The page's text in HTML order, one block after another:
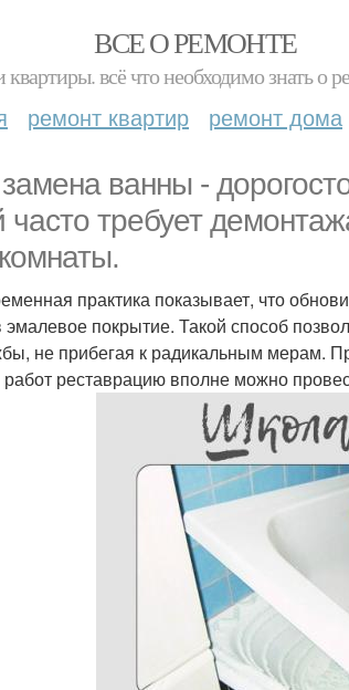
ВСЕ О РЕМОНТЕ
всё что необходимо знать
ремонт квартир ремонт дома
ванны -
часто требует
практика показывает, что
эмалевое покрытие. Такой способ
не прибегая к радикальным мерам.
реставрацию вполне можно